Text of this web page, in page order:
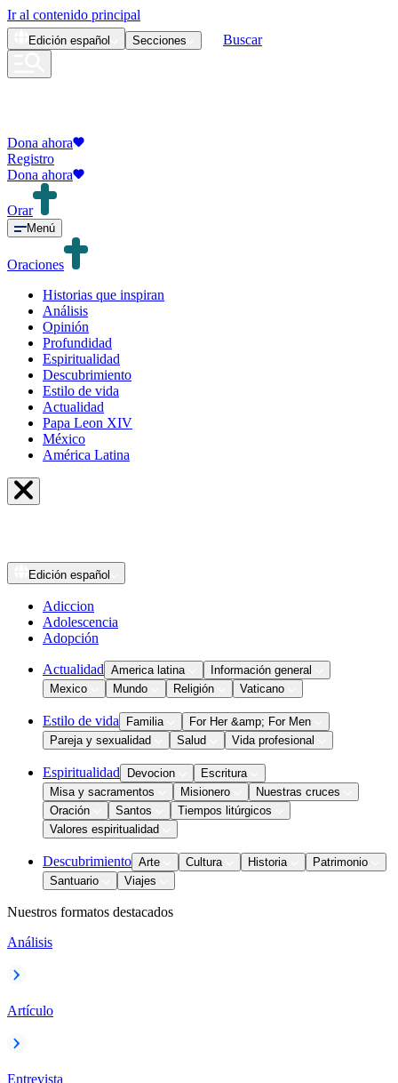
Ir al contenido principal
Edición español Secciones Buscar
Dona ahora
Registro
Dona ahora
Orar
Menú
Oraciones
Historias que inspiran
Análisis
Opinión
Profundidad
Espiritualidad
Descubrimiento
Estilo de vida
Actualidad
Papa Leon XIV
México
América Latina
Edición español
Adiccion
Adolescencia
Adopción
Actualidad America latina
Información general
Mexico
Mundo Religión Vaticano
Estilo de vida Familia
For Her &amp; For Men
Pareja y sexualidad
Salud Vida profesional
Espiritualidad Devocion
Escritura
Misa y sacramentos
Misionero
Nuestras cruces
Oración
Santos
Tiempos litúrgicos
Valores espiritualidad
Descubrimiento Arte Cultura Historia
Patrimonio
Santuario
Viajes
Nuestros formatos destacados
Análisis
Artículo
Entrevista